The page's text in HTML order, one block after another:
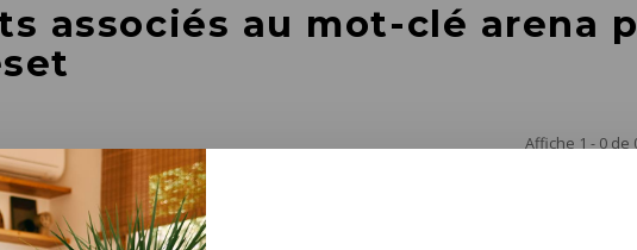
associés au mot-clé arena
Affiche 1 - 0 de
trouvé...